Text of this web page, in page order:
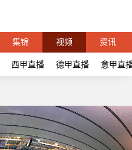
集锦 视频 资讯
西甲直播 德甲直播 意甲直